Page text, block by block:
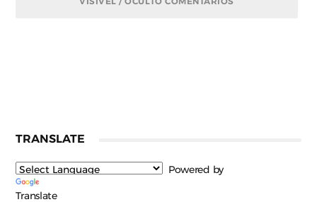
TRANSLATE
Powered by
Translate